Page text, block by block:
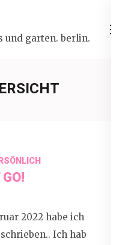
und garten. berlin.
2022 habe ich
Ich hab